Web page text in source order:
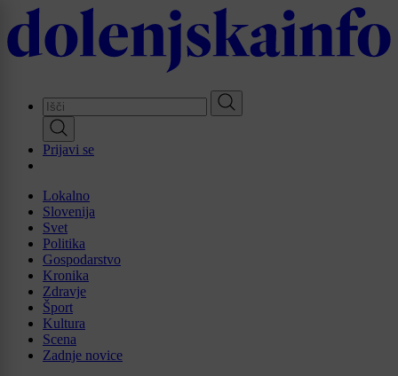
Skip
to
main
Prijavi se
Lokalno
Slovenija
Svet
Politika
Gospodarstvo
Kronika
Zdravje
Šport
Kultura
Scena
Zadnje novice